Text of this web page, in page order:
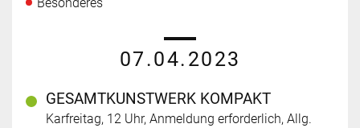
07.04.2023
GESAMTKUNSTWERK KOMPAKT
Karfreitag, 12 Uhr, Anmeldung erforderlich, Allg.